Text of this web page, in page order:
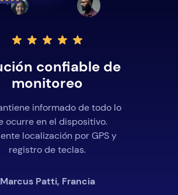
confiable de
monitoreo
informado de todo lo
ocurre en el dispositivo.
localización por GPS y
registro de teclas.
Marcus Patti, Francia